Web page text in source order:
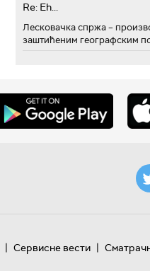
Re: Eh...
Лесковачка спржа –
заштићеним географским
| Сервисне вести |